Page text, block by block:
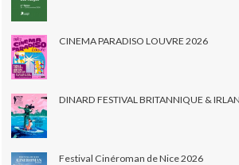
CINEMA PARADISO LOUVRE 2026
DINARD FESTIVAL BRITANNIQUE &
Festival Cinéroman de Nice 2026